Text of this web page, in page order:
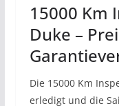
15000 Km
Duke –
Die 15000 Km
erledigt und die